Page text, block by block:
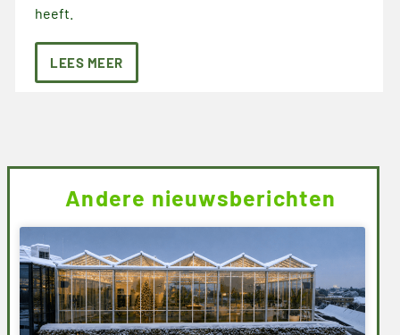
heeft.
LEES MEER
Andere nieuwsberichten